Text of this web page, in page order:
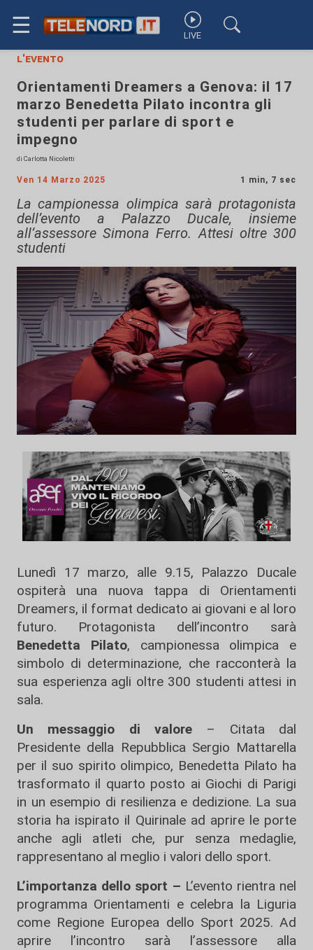
☰ LIVE
l'evento
Orientamenti Dreamers a Genova: il 17
marzo Benedetta Pilato incontra gli
studenti per parlare di sport e
impegno
di Carlotta Nicoletti
Ven 14 Marzo 2025 1 min, 7 sec
La campionessa olimpica sarà protagonista
dell’evento a Palazzo Ducale, insieme
all’assessore Simona Ferro. Attesi oltre 300
studenti
Lunedì 17 marzo, alle 9.15, Palazzo Ducale
ospiterà una nuova tappa di Orientamenti
Dreamers, il format dedicato ai giovani e al loro
futuro. Protagonista dell’incontro sarà
Benedetta Pilato, campionessa olimpica e
simbolo di determinazione, che racconterà la
sua esperienza agli oltre 300 studenti attesi in
sala.
Un messaggio di valore – Citata dal
Presidente della Repubblica Sergio Mattarella
per il suo spirito olimpico, Benedetta Pilato ha
trasformato il quarto posto ai Giochi di Parigi
in un esempio di resilienza e dedizione. La sua
storia ha ispirato il Quirinale ad aprire le porte
anche agli atleti che, pur senza medaglie,
rappresentano al meglio i valori dello sport.
L’importanza dello sport – L’evento rientra nel
programma Orientamenti e celebra la Liguria
come Regione Europea dello Sport 2025. Ad
aprire l’incontro sarà l’assessore alla